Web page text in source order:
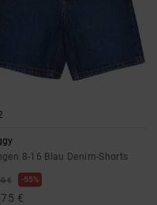
8-16 Blau Denim-Shorts
€ 55%
€